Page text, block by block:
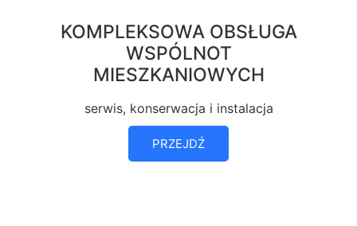
KOMPLEKSOWA OBSŁUGA
WSPÓLNOT
MIESZKANIOWYCH
serwis, konserwacja i instalacja
PRZEJDŹ